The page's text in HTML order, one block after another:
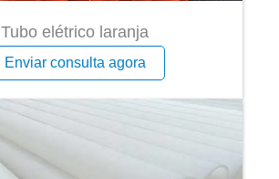
Tubo elétrico laranja
Enviar consulta agora